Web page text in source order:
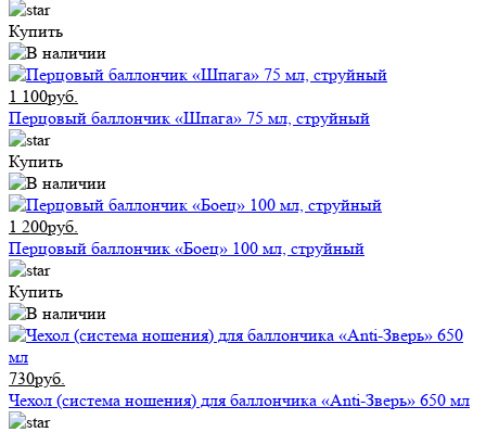
Купить
1 100руб.
Перцовый баллончик «Шпага» 75 мл, струйный
Купить
1 200руб.
Перцовый баллончик «Боец» 100 мл, струйный
Купить
730руб.
Чехол (система ношения) для баллончика «Anti-Зверь» 650 мл